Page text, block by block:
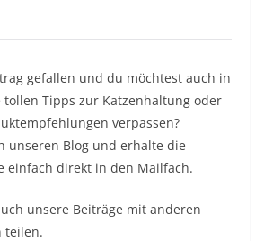
gefallen und du möchtest auch in
Tipps zur Katzenhaltung oder
verpassen?
unseren Blog und erhalte die
einfach direkt in den Mailfach.
unsere Beiträge mit anderen
teilen.